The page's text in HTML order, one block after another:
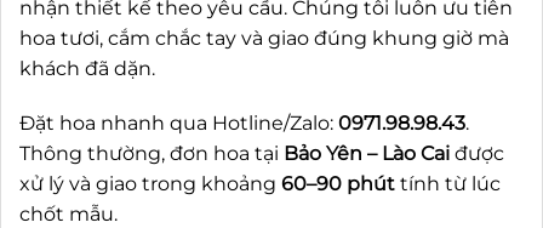
nhận thiết kế theo yêu cầu. Chúng tôi luôn ưu tiên
hoa tươi, cắm chắc tay và giao đúng khung giờ mà
khách đã dặn.
Đặt hoa nhanh qua Hotline/Zalo: 0971.98.98.43.
Thông thường, đơn hoa tại Bảo Yên – Lào Cai được
xử lý và giao trong khoảng 60–90 phút tính từ lúc
chốt mẫu.